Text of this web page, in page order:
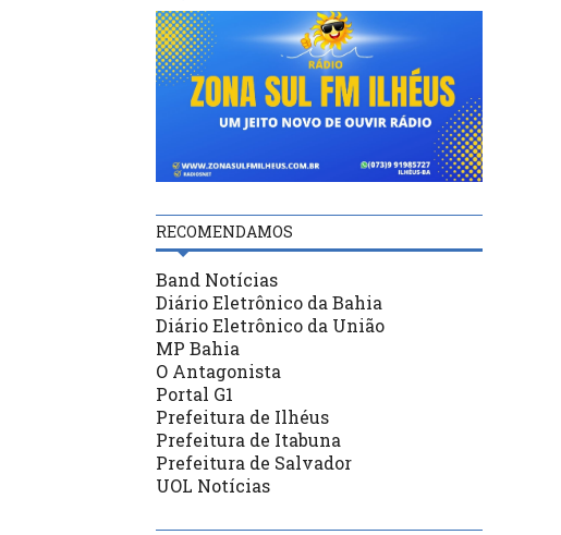
RECOMENDAMOS
Band Notícias
Diário Eletrônico da Bahia
Diário Eletrônico da União
MP Bahia
O Antagonista
Portal G1
Prefeitura de Ilhéus
Prefeitura de Itabuna
Prefeitura de Salvador
UOL Notícias